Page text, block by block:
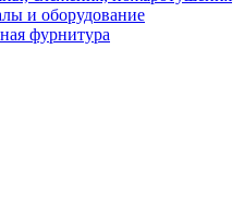
и оборудование
фурнитура